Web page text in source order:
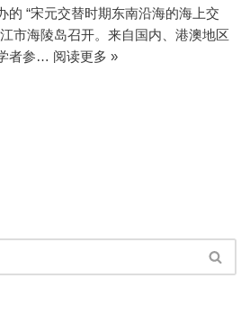
的 “宋元交替时期东南沿海的海上交
市海陵岛召开。来自国内、港澳地区
者参… 阅读更多 »